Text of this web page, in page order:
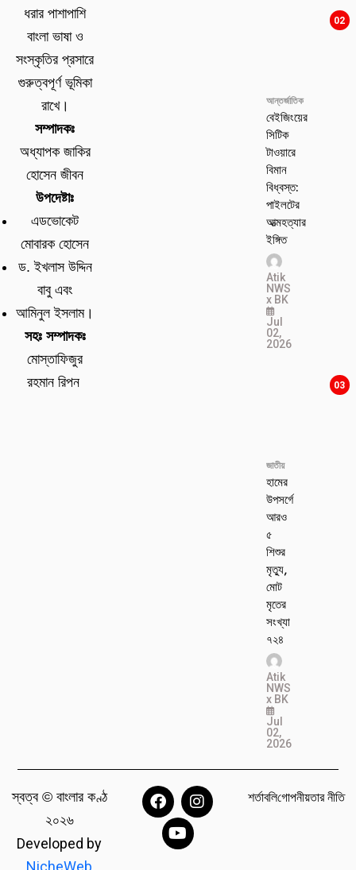
ধরার পাশাপাশি
বাংলা ভাষা ও
সংস্কৃতির প্রসারে
গুরুত্বপূর্ণ ভূমিকা
রাখে।
সম্পাদকঃ
অধ্যাপক জাকির
হোসেন জীবন
উপদেষ্টাঃ
এডভোকেট
মোবারক হোসেন
ড. ইখলাস উদ্দিন
বাবু এবং
আমিনুল ইসলাম।
সহঃ সম্পাদকঃ
মোস্তাফিজুর
রহমান রিপন
02
আন্তর্জাতিক
বেইজিংয়ের
সিটিক
টাওয়ারে
বিমান
বিধ্বস্ত:
পাইলটের
আত্মহত্যার
ইঙ্গিত
Atik
NWS
x BK
Jul
02,
2026
03
জাতীয়
হামের
উপসর্গে
আরও
৫
শিশুর
মৃত্যু,
মোট
মৃতের
সংখ্যা
৭২৪
Atik
NWS
x BK
Jul
02,
2026
স্বত্ব © বাংলার কণ্ঠ
২০২৬
Developed by
NicheWeb
শর্তাবলিগোপনীয়তার নীতি